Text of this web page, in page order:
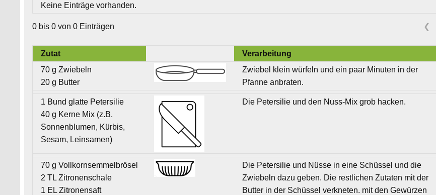
Keine Einträge vorhanden.
0 bis 0 von 0 Einträgen ❮
Zutat
Verarbeitung
70 g Zwiebeln
20 g Butter
Zwiebel klein würfeln und ein paar Minuten in der
Pfanne anbraten.
1 Bund glatte Petersilie
40 g Kerne Mix (z.B.
Sonnenblumen, Kürbis,
Sesam, Leinsamen)
Die Petersilie und den Nuss-Mix grob hacken.
70 g Vollkornsemmelbrösel
2 TL Zitronenschale
1 EL Zitronensaft
Die Petersilie und Nüsse in eine Schüssel und die
Zwiebeln dazu geben. Die restlichen Zutaten mit der
Butter in der Schüssel verkneten. mit den Gewürzen